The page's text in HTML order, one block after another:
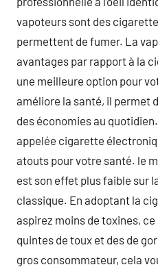
vapoteurs sont des
permettent de fumer. La
avantages par rapport à la
une meilleure option pour
améliore la santé, il permet
des économies au
appelée cigarette
atouts pour votre santé. le
est son effet plus faible sur
classique. En adoptant la
aspirez moins de toxines,
quintes de toux et des de
gros consommateur, cela